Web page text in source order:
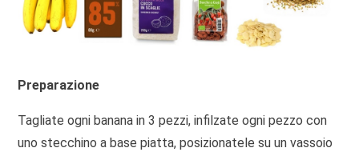
Preparazione
Tagliate ogni banana in 3 pezzi, infilzate ogni pezzo con
uno stecchino a base piatta, posizionatele su un vassoio